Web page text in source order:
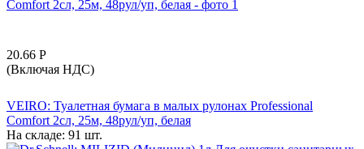
20.66 Р
(Включая НДС)
VEIRO: Туалетная бумага в малых рулонах Professional
Comfort 2сл, 25м, 48рул/уп, белая
На складе: 91 шт.